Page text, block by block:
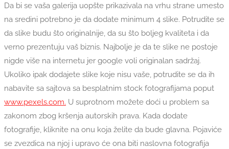
Da bi se vaša galerija uopšte prikazivala na vrhu strane umesto
na sredini potrebno je da dodate minimum 4 slike. Potrudite se
da slike budu što originalnije, da su što boljeg kvaliteta i da
verno prezentuju vaš biznis. Najbolje je da te slike ne postoje
nigde više na internetu jer google voli originalan sadržaj.
Ukoliko ipak dodajete slike koje nisu vaše, potrudite se da ih
nabavite sa sajtova sa besplatnim stock fotografijama poput
www.pexels.com. U suprotnom možete doći u problem sa
zakonom zbog kršenja autorskih prava. Kada dodate
fotografije, kliknite na onu koja želite da bude glavna. Pojaviće
se zvezdica na njoj i upravo će ona biti naslovna fotografija